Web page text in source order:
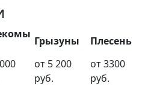
Грызуны Плесень
от 5 200
руб.
от 3300
руб.